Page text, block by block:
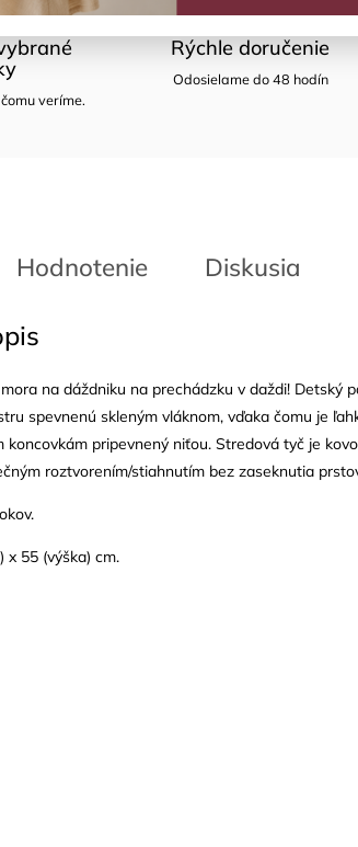
veríme.
Rýchle doručenie
Odosielame do 48 hodín
Hodnotenie Diskusia
na dáždniku na prechádzku v daždi!
spevnenú skleným vláknom, vďaka čomu je
koncovkám pripevnený niťou. Stredová tyč je
roztvorením/stiahnutím bez zaseknutia
x 55 (výška) cm.